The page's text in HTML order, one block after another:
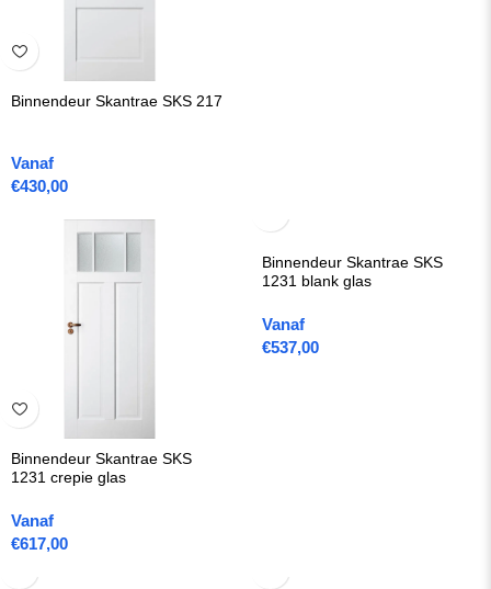
Binnendeur Skantrae SKS 217
Vanaf
€430,00
Binnendeur Skantrae SKS
1231 crepie glas
Vanaf
€617,00
Binnendeur Skantrae SKS
1231 blank glas
Vanaf
€537,00